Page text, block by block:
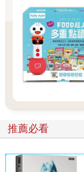
推薦必看